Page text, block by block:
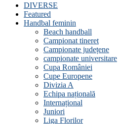
DIVERSE
Featured
Handbal feminin
Beach handball
Campionat tineret
Campionate județene
campionate universitare
Cupa României
Cupe Europene
Divizia A
Echipa națională
Internațional
Juniori
Liga Florilor